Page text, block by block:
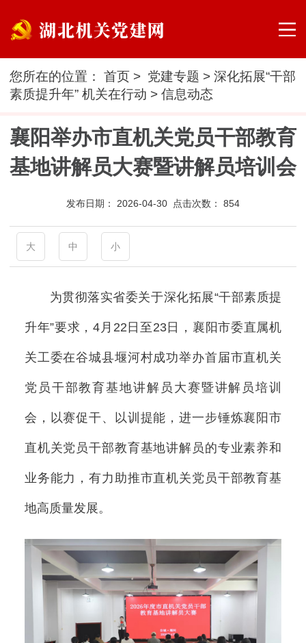
您所在的位置：首页 > 党建专题 >深化拓展“干部
素质提升年” 机关在行动 >信息动态
襄阳举办市直机关党员干部教育
基地讲解员大赛暨讲解员培训会
发布日期： 2026-04-30 点击次数： 854
大 中 小
为贯彻落实省委关于深化拓展“干部素质提
升年”要求，4月22日至23日，襄阳市委直属机
关工委在谷城县堰河村成功举办首届市直机关
党员干部教育基地讲解员大赛暨讲解员培训
会，以赛促干、以训提能，进一步锤炼襄阳市
直机关党员干部教育基地讲解员的专业素养和
业务能力，有力助推市直机关党员干部教育基
地高质量发展。